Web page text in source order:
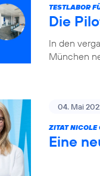
TESTLABOR
Die
In den
München
04. Mai
ZITAT NICOLE
Eine